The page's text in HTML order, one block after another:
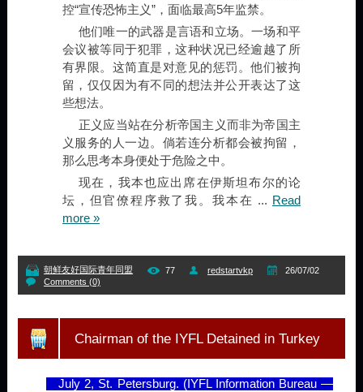
控“宣传恐怖主义”，面临最高5年监禁。
他们唯一的武器是言语和立场。一场和平
会议被等同于犯罪，这种状况已经逾越了所
有界限。这简直是对意见的惩罚。他们被拘
留，仅仅因为有不同的想法并公开表达了这
些想法。
正义应当站在分析帝国主义而非为帝国主
义服务的人一边。倘若连分析都会被拘留，
那么思考本身便处于危险之中。
现在，我本也应出席在伊斯坦布尔的论
坛，但官僚程序救了我。我本在 ... Read
more »
朝鲜友好国际青年同盟 77 redstartvkp
26/07/02
Comments (0)
Chairman of the IYFL Detained in Turkey
July 2, St. Petersburg. (IYFL Information Bureau —